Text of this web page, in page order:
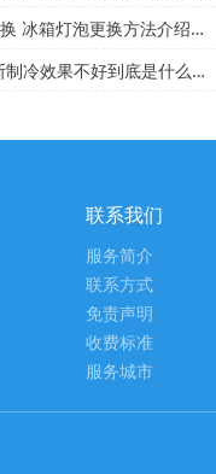
介绍_1】冰箱数字调大是冷还是热-冰箱温度调...
底是什么原因-_2*LG13年现代朗动压缩机工...
联系我们
服务简介
联系方式
免责声明
收费标准
服务城市